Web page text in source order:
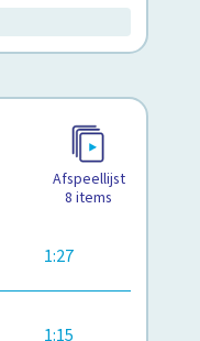
Afspeellijst
8 items
1:27
1:15